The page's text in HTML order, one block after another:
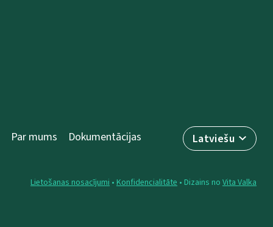
Latviešu
Par mums Dokumentācijas
Lietošanas nosacījumi • Konfidencialitāte • Dizains no Vita Valka